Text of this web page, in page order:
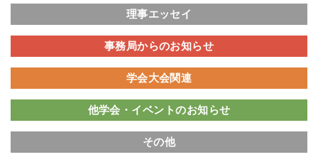
理事エッセイ
事務局からのお知らせ
学会大会関連
他学会・イベントのお知らせ
その他